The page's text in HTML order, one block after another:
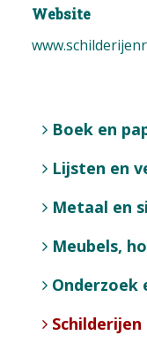
Website
Boek en
Lijsten en
Metaal en
Meubels,